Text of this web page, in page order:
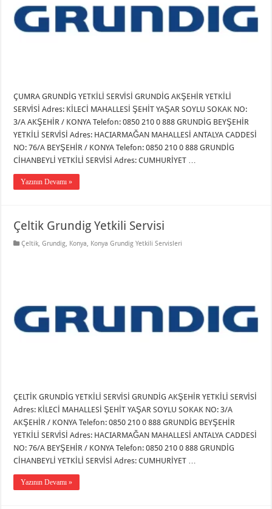
ÇUMRA GRUNDİG YETKİLİ SERVİSİ GRUNDİG AKŞEHİR YETKİLİ
SERVİSİ Adres: KİLECİ MAHALLESİ ŞEHİT YAŞAR SOYLU SOKAK NO:
3/A AKŞEHİR / KONYA Telefon: 0850 210 0 888 GRUNDİG BEYŞEHİR
YETKİLİ SERVİSİ Adres: HACIARMAĞAN MAHALLESİ ANTALYA CADDESİ
NO: 76/A BEYŞEHİR / KONYA Telefon: 0850 210 0 888 GRUNDİG
CİHANBEYLİ YETKİLİ SERVİSİ Adres: CUMHURİYET …
Yazının Devamı »
Çeltik Grundig Yetkili Servisi
Çeltik,Grundig, Konya, Konya Grundig Yetkili Servisleri
ÇELTİK GRUNDİG YETKİLİ SERVİSİ GRUNDİG AKŞEHİR YETKİLİ SERVİSİ
Adres: KİLECİ MAHALLESİ ŞEHİT YAŞAR SOYLU SOKAK NO: 3/A
AKŞEHİR / KONYA Telefon: 0850 210 0 888 GRUNDİG BEYŞEHİR
YETKİLİ SERVİSİ Adres: HACIARMAĞAN MAHALLESİ ANTALYA CADDESİ
NO: 76/A BEYŞEHİR / KONYA Telefon: 0850 210 0 888 GRUNDİG
CİHANBEYLİ YETKİLİ SERVİSİ Adres: CUMHURİYET …
Yazının Devamı »